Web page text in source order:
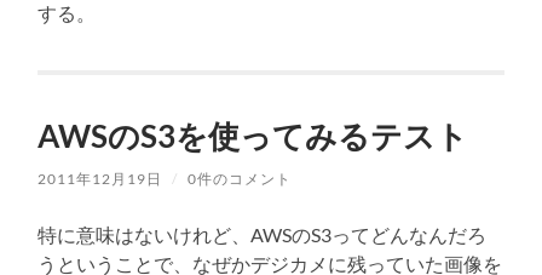
する。
AWSのS3を使ってみるテスト
2011年12月19日 / 0件のコメント
特に意味はないけれど、AWSのS3ってどんなんだろ
うということで、なぜかデジカメに残っていた画像を